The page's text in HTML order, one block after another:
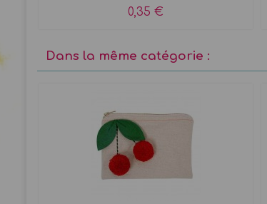
0,35 €
Dans la même catégorie :